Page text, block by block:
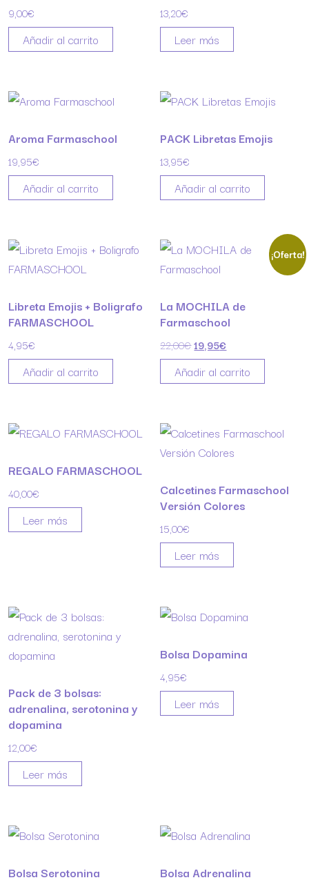
9,00€
Añadir al carrito
13,20€
Leer más
Aroma Farmaschool
19,95€
Añadir al carrito
PACK Libretas Emojis
13,95€
Añadir al carrito
Libreta Emojis + Boligrafo
FARMASCHOOL
4,95€
Añadir al carrito
¡Oferta!
La MOCHILA de
Farmaschool
22,00€El precio original era:
19,95€
Añadir al carrito
REGALO FARMASCHOOL
40,00€
Leer más
Calcetines Farmaschool
Versión Colores
15,00€
Leer más
Pack de 3 bolsas:
adrenalina, serotonina y
dopamina
12,00€
Leer más
Bolsa Dopamina
4,95€
Leer más
Bolsa Serotonina Bolsa Adrenalina